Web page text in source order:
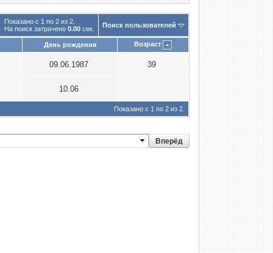
Показано с 1 по 2 из 2.
На поиск затрачено 0.00 сек. Поиск пользователей
День рождения Возраст
09.06.1987 39
10.06
Показано с 1 по 2 из 2.